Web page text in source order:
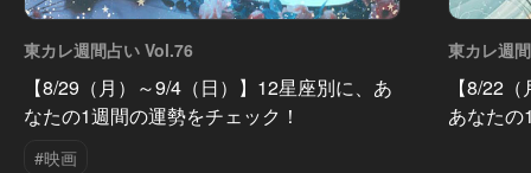
東カレ週間占い Vol.76
【8/29（月）～9/4（日）】12星座別に、あ
なたの1週間の運勢をチェック！
#映画
東カレ週
【8/22
あなた